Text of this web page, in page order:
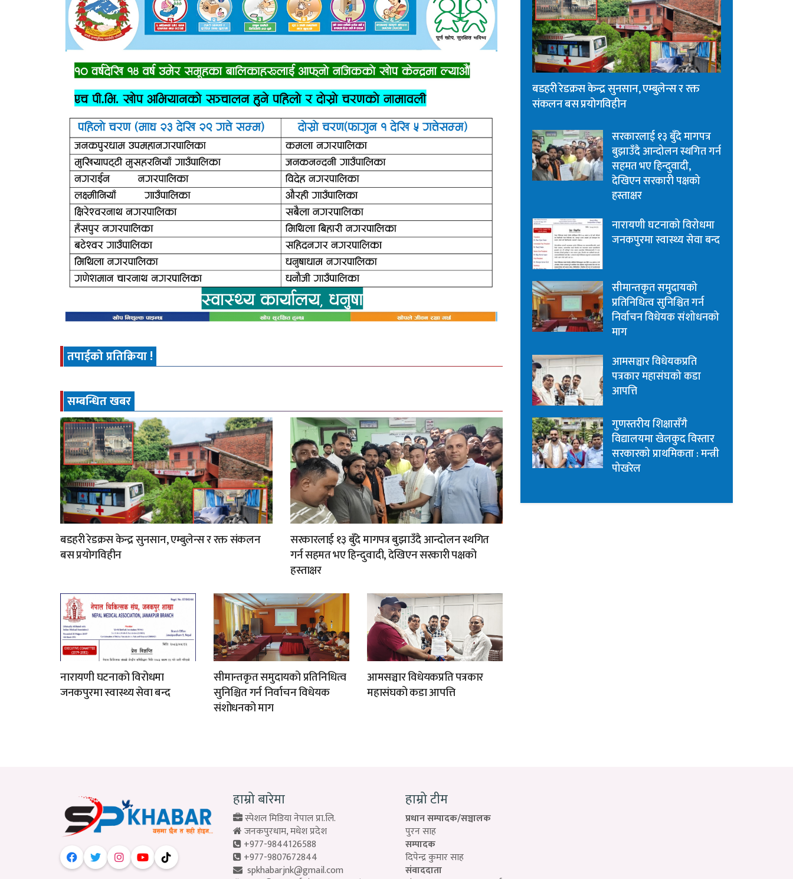
तपाईको प्रतिक्रिया !
सम्बन्धित खबर
बडहरी रेडक्रस केन्द्र सुनसान, एम्बुलेन्स र रक्त संकलन
बस प्रयोगविहीन
सरकारलाई १३ बुँदे मागपत्र बुझाउँदै आन्दोलन स्थगित
गर्न सहमत भए हिन्दुवादी, देखिएन सरकारी पक्षको
हस्ताक्षर
नारायणी घटनाको विरोधमा
जनकपुरमा स्वास्थ्य सेवा बन्द
सीमान्तकृत समुदायको प्रतिनिधित्व
सुनिश्चित गर्न निर्वाचन विधेयक
संशोधनको माग
आमसञ्चार विधेयकप्रति पत्रकार
महासंघको कडा आपत्ति
बडहरी रेडक्रस केन्द्र सुनसान, एम्बुलेन्स र रक्त
संकलन बस प्रयोगविहीन
सरकारलाई १३ बुँदे मागपत्र
बुझाउँदै आन्दोलन स्थगित गर्न
सहमत भए हिन्दुवादी,
देखिएन सरकारी पक्षको
हस्ताक्षर
नारायणी घटनाको विरोधमा
जनकपुरमा स्वास्थ्य सेवा बन्द
सीमान्तकृत समुदायको
प्रतिनिधित्व सुनिश्चित गर्न
निर्वाचन विधेयक संशोधनको
माग
आमसञ्चार विधेयकप्रति
पत्रकार महासंघको कडा
आपत्ति
गुणस्तरीय शिक्षासँगै
विद्यालयमा खेलकुद विस्तार
सरकारको प्राथमिकता : मन्त्री
पोखरेल
हाम्रो बारेमा
स्पेशल मिडिया नेपाल प्रा.लि.
जनकपुरधाम, मधेश प्रदेश
+977-9844126588
+977-9807672844
spkhabarjnk@gmail.com
हाम्रो टीम
प्रधान सम्पादक/सञ्चालक
पुरन साह
सम्पादक
दिपेन्द्र कुमार साह
संवाददाता